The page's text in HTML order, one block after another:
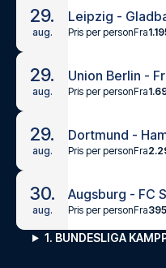
29.
aug.
Leipzig -
Pris per personFra
29.
aug.
Union Berlin -
Pris per personFra
29.
aug.
Dortmund -
Pris per personFra
30.
aug.
Augsburg - FC
Pris per personFra
1. BUNDESLIGA